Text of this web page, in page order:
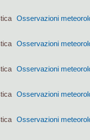
Osservazioni
Osservazioni
Osservazioni
Osservazioni
Osservazioni